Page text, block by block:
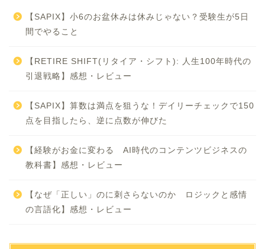
【SAPIX】小6のお盆休みは休みじゃない？受験生が5日
間でやること
【RETIRE SHIFT(リタイア・シフト): 人生100年時代の
引退戦略】感想・レビュー
【SAPIX】算数は満点を狙うな！デイリーチェックで150
点を目指したら、逆に点数が伸びた
【経験がお金に変わる AI時代のコンテンツビジネスの
教科書】感想・レビュー
【なぜ「正しい」のに刺さらないのか ロジックと感情
の言語化】感想・レビュー